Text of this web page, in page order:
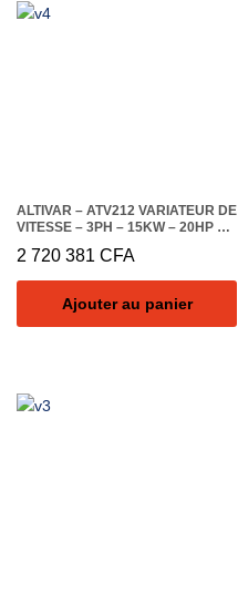
ALTIVAR – ATV212 VARIATEUR DE
VITESSE – 3PH – 15KW – 20HP –
2 720 381 CFA
Ajouter au panier